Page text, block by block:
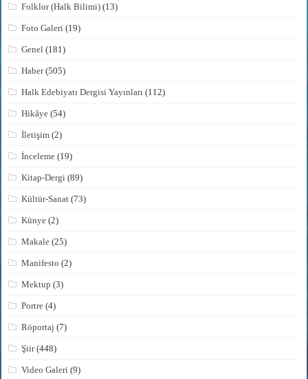
Folklor (Halk Bilimi) (13)
Foto Galeri (19)
Genel (181)
Haber(505)
Halk Edebiyatı Dergisi Yayınları (112)
Hikâye (54)
İletişim (2)
İnceleme (19)
Kitap-Dergi (89)
Kültür-Sanat (73)
Künye (2)
Makale (25)
Manifesto (2)
Mektup (3)
Portre (4)
Röportaj (7)
Şiir(448)
Video Galeri (9)